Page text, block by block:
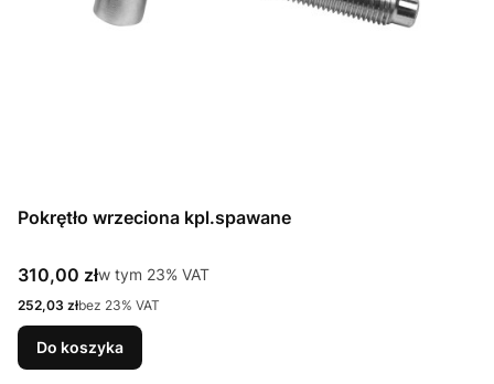
Pokrętło wrzeciona kpl.spawane
Cena brutto
310,00 złw tym %s VAT
w tym 23% VAT
Cena netto
252,03 złbez 23% VAT
Do koszyka